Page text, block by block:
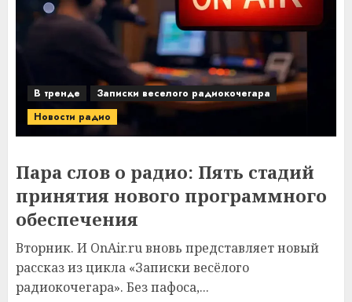
В тренде
Записки веселого радиокочегара
Новости радио
Пара слов о радио: Пять стадий
принятия нового программного
обеспечения
Вторник. И OnAir.ru вновь представляет новый
рассказ из цикла «Записки весёлого
радиокочегара». Без пафоса,...